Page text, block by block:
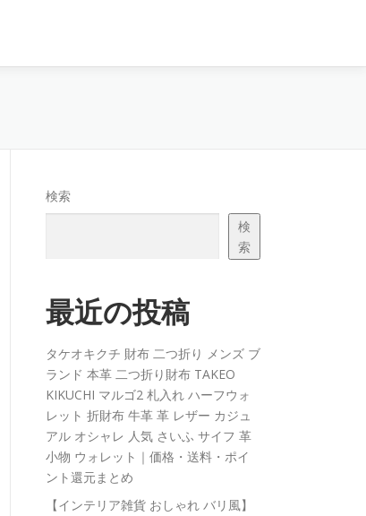
検索
検
索
最近の投稿
タケオキクチ 財布 二つ折り メンズ ブ
ランド 本革 二つ折り財布 TAKEO
KIKUCHI マルゴ2 札入れ ハーフウォ
レット 折財布 牛革 革 レザー カジュ
アル オシャレ 人気 さいふ サイフ 革
小物 ウォレット｜価格・送料・ポイ
ント還元まとめ
【インテリア雑貨 おしゃれ バリ風】